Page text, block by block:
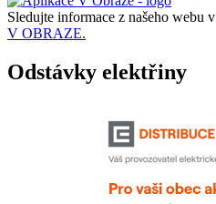
Sledujte informace z našeho webu v
V OBRAZE.
Odstávky elektřiny